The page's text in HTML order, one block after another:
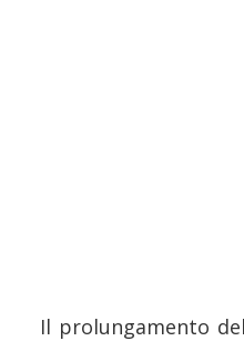
Il prolungamento